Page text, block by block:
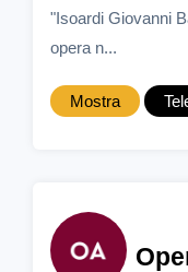
"Isoardi Giovanni
opera n...
Mostra